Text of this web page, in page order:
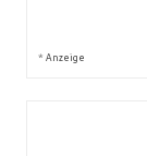
* Anzeige